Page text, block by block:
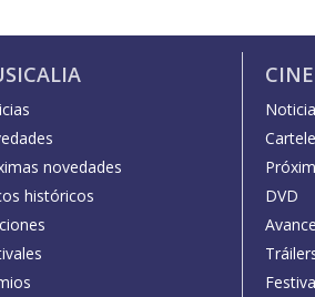
novedades
históricos
DVD